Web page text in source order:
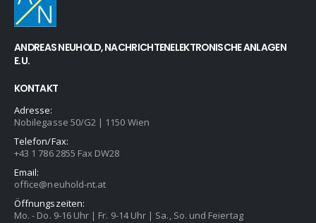
ANDREAS NEUHOLD, NACHRICHTENELEKTRONISCHE ANLAGEN
E.U.
KONTAKT
Adresse:
Nobilegasse 50/G2 | 1150 Wien
Telefon/Fax:
+43 1 786 2855 Fax DW28
Email:
office@neuhold-nt.at
Öffnungszeiten:
Mo. - Do. 9-16 Uhr | Fr. 9-14 Uhr | Sa., So. und Feiertag